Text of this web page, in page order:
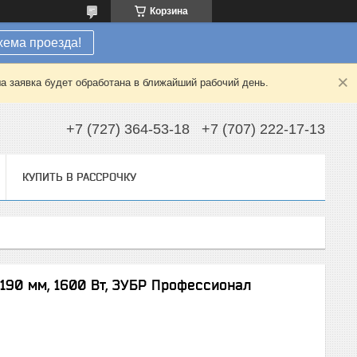
Корзина
проезда!
будет обработана в ближайший рабочий день.
+7 (727) 364-53-18 +7 (707) 222-17-13
КУПИТЬ В РАССРОЧКУ
мм, 1600 Вт, ЗУБР Профессионал